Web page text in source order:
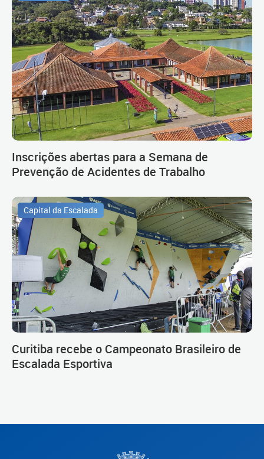
Inscrições abertas para a Semana de
Prevenção de Acidentes de Trabalho
Capital da Escalada
Curitiba recebe o Campeonato Brasileiro de
Escalada Esportiva